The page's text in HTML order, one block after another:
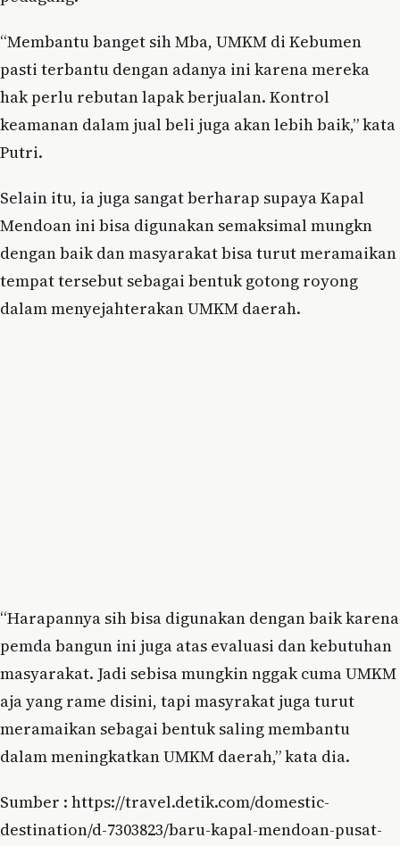
“Membantu banget sih Mba, UMKM di Kebumen
pasti terbantu dengan adanya ini karena mereka
hak perlu rebutan lapak berjualan. Kontrol
keamanan dalam jual beli juga akan lebih baik,” kata
Putri.
Selain itu, ia juga sangat berharap supaya Kapal
Mendoan ini bisa digunakan semaksimal mungkn
dengan baik dan masyarakat bisa turut meramaikan
tempat tersebut sebagai bentuk gotong royong
dalam menyejahterakan UMKM daerah.
“Harapannya sih bisa digunakan dengan baik karena
pemda bangun ini juga atas evaluasi dan kebutuhan
masyarakat. Jadi sebisa mungkin nggak cuma UMKM
aja yang rame disini, tapi masyrakat juga turut
meramaikan sebagai bentuk saling membantu
dalam meningkatkan UMKM daerah,” kata dia.
Sumber : https://travel.detik.com/domestic-
destination/d-7303823/baru-kapal-mendoan-pusat-